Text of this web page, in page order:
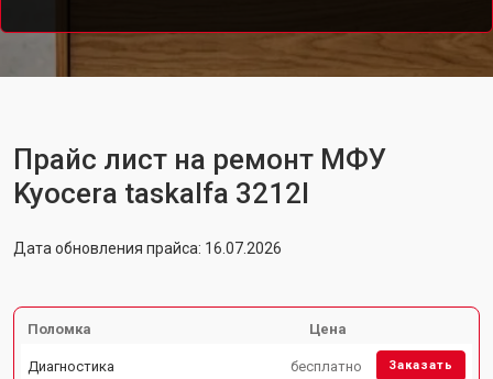
Прайс лист на ремонт МФУ
Kyocera taskalfa 3212I
Дата обновления прайса: 16.07.2026
Поломка Цена
Диагностика бесплатно Заказать